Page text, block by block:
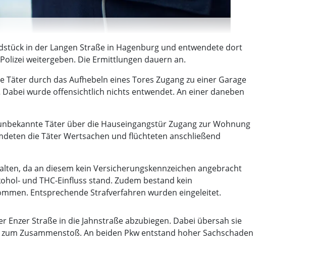
in der Langen Straße in Hagenburg und entwendete dort
weitergeben. Die Ermittlungen dauern an.
durch das Aufhebeln eines Tores Zugang zu einer Garage
wurde offensichtlich nichts entwendet. An einer daneben
Täter über die Hauseingangstür Zugang zur Wohnung
die Täter Wertsachen und flüchteten anschließend
da an diesem kein Versicherungskennzeichen angebracht
und THC-Einfluss stand. Zudem bestand kein
Entsprechende Strafverfahren wurden eingeleitet.
Enzer Straße in die Jahnstraße abzubiegen. Dabei übersah sie
Zusammenstoß. An beiden Pkw entstand hoher Sachschaden